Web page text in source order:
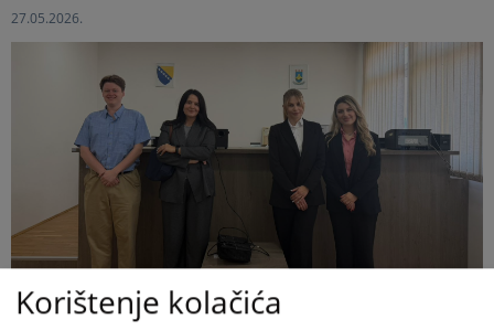
27.05.2026.
Korištenje kolačića